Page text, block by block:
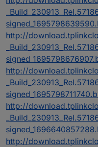
http://
http://
http://
http://